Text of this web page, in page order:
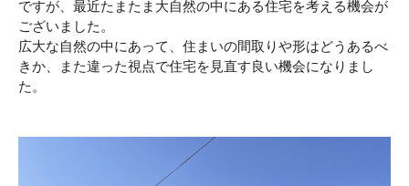
ですが、最近たまたま大自然の中にある住宅を考える機会が
ございました。
広大な自然の中にあって、住まいの間取りや形はどうあるべ
きか、また違った視点で住宅を見直す良い機会になりまし
た。